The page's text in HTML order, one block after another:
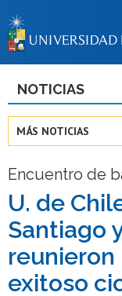
NOTICIAS
MÁS NOTICIAS
Encuentro de
U. de
Santiago
reunieron
exitoso